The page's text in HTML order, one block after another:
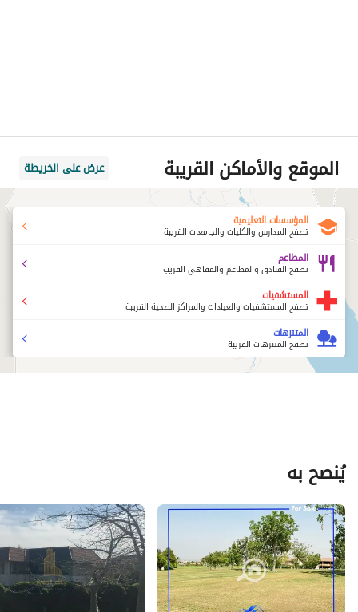
الموقع والأماكن القريبة عرض على الخريطة
المؤسسات التعليمية
تصفح المدارس والكليات والجامعات القريبة
المطاعم
تصفح الفنادق والمطاعم والمقاهي القريب
المستشفيات
تصفح المستشفيات والعيادات والمراكز الصحية القريبة
المتنزهات
تصفح المتنزهات القريبة
يُنصح به